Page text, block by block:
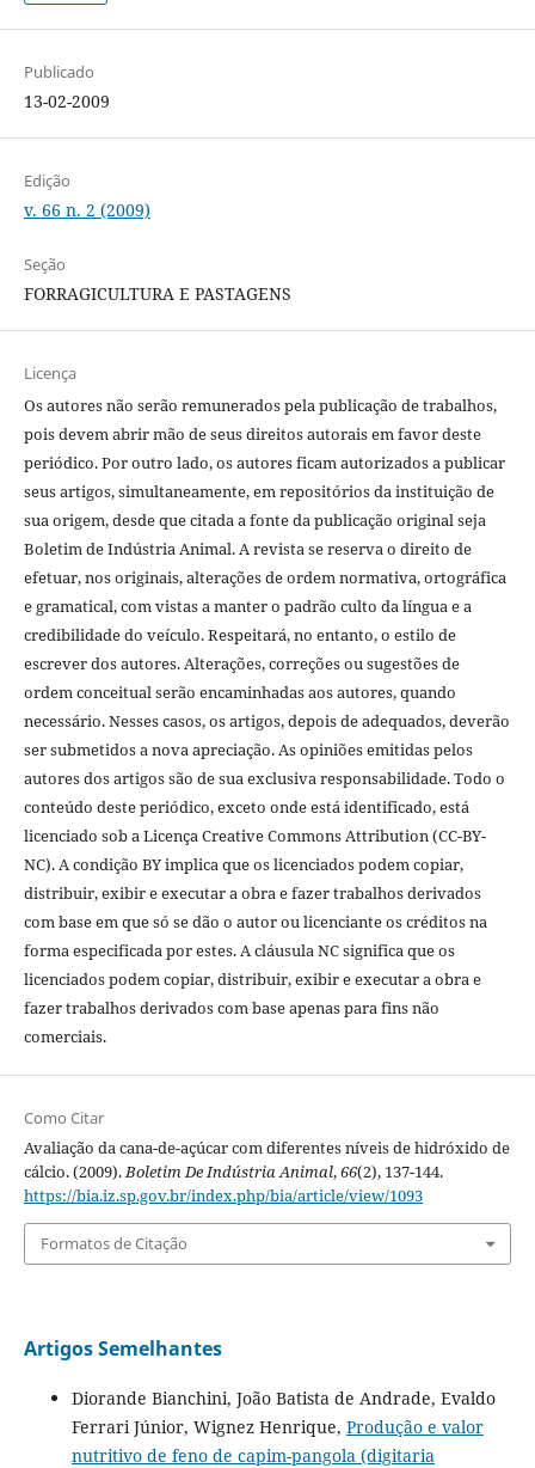
Publicado
13-02-2009
Edição
v. 66 n. 2 (2009)
Seção
FORRAGICULTURA E PASTAGENS
Licença
Os autores não serão remunerados pela publicação de trabalhos,
pois devem abrir mão de seus direitos autorais em favor deste
periódico. Por outro lado, os autores ficam autorizados a publicar
seus artigos, simultaneamente, em repositórios da instituição de
sua origem, desde que citada a fonte da publicação original seja
Boletim de Indústria Animal. A revista se reserva o direito de
efetuar, nos originais, alterações de ordem normativa, ortográfica
e gramatical, com vistas a manter o padrão culto da língua e a
credibilidade do veículo. Respeitará, no entanto, o estilo de
escrever dos autores. Alterações, correções ou sugestões de
ordem conceitual serão encaminhadas aos autores, quando
necessário. Nesses casos, os artigos, depois de adequados, deverão
ser submetidos a nova apreciação. As opiniões emitidas pelos
autores dos artigos são de sua exclusiva responsabilidade. Todo o
conteúdo deste periódico, exceto onde está identificado, está
licenciado sob a Licença Creative Commons Attribution (CC-BY-
NC). A condição BY implica que os licenciados podem copiar,
distribuir, exibir e executar a obra e fazer trabalhos derivados
com base em que só se dão o autor ou licenciante os créditos na
forma especificada por estes. A cláusula NC significa que os
licenciados podem copiar, distribuir, exibir e executar a obra e
fazer trabalhos derivados com base apenas para fins não
comerciais.
Como Citar
Avaliação da cana-de-açúcar com diferentes níveis de hidróxido de
cálcio. (2009).Boletim De Indústria Animal,66(2), 137-144.
https://bia.iz.sp.gov.br/index.php/bia/article/view/1093
Formatos de Citação
Artigos Semelhantes
Diorande Bianchini, João Batista de Andrade, Evaldo
Ferrari Júnior, Wignez Henrique, Produção e valor
nutritivo de feno de capim-pangola (digitaria